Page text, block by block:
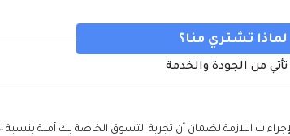
لماذا تشتري منا؟
تأتي من الجودة والخدمة